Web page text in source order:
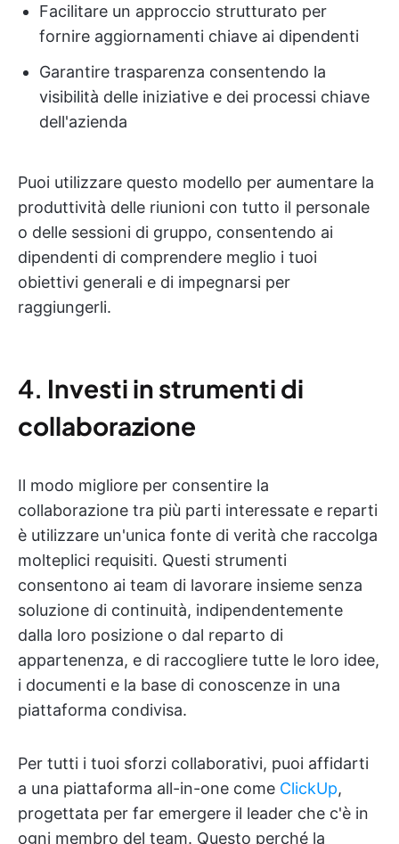
Facilitare un approccio strutturato per
fornire aggiornamenti chiave ai dipendenti
Garantire trasparenza consentendo la
visibilità delle iniziative e dei processi chiave
dell'azienda
Puoi utilizzare questo modello per aumentare la
produttività delle riunioni con tutto il personale
o delle sessioni di gruppo, consentendo ai
dipendenti di comprendere meglio i tuoi
obiettivi generali e di impegnarsi per
raggiungerli.
4. Investi in strumenti di
collaborazione
Il modo migliore per consentire la
collaborazione tra più parti interessate e reparti
è utilizzare un'unica fonte di verità che raccolga
molteplici requisiti. Questi strumenti
consentono ai team di lavorare insieme senza
soluzione di continuità, indipendentemente
dalla loro posizione o dal reparto di
appartenenza, e di raccogliere tutte le loro idee,
i documenti e la base di conoscenze in una
piattaforma condivisa.
Per tutti i tuoi sforzi collaborativi, puoi affidarti
a una piattaforma all-in-one come ClickUp,
progettata per far emergere il leader che c'è in
ogni membro del team. Questo perché la